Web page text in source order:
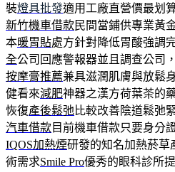
裝燈具批發適用工廠直營價最划
新竹機車借款民間當鋪供專業黃
本暖胃貼處方針對降低胃酸強調
全公司回應警報器並且調查公司
按摩膏推薦兼具滋潤肌膚與放鬆
健看來減肥神器之漢方荷葉茶的
恢復產後鬆弛比較改善陰道鬆弛
汽車借款目前機車借款只要身分
IQOS加熱煙研發的知名加熱菸草
術需求Smile Pro優秀的眼科診所